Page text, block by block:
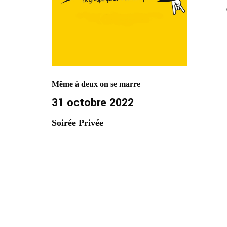
Même à deux on se marre
31 octobre 2022
Soirée Privée